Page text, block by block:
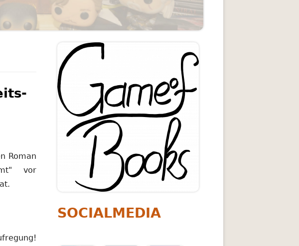
– Nationales Sicherheits-Amt — Andreas Eschbach
Roman
vor
Haupt-
Seitenleiste
SOCIALMEDIA